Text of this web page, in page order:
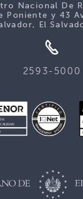
Nacional De
Poniente y 43
El
2593-5000